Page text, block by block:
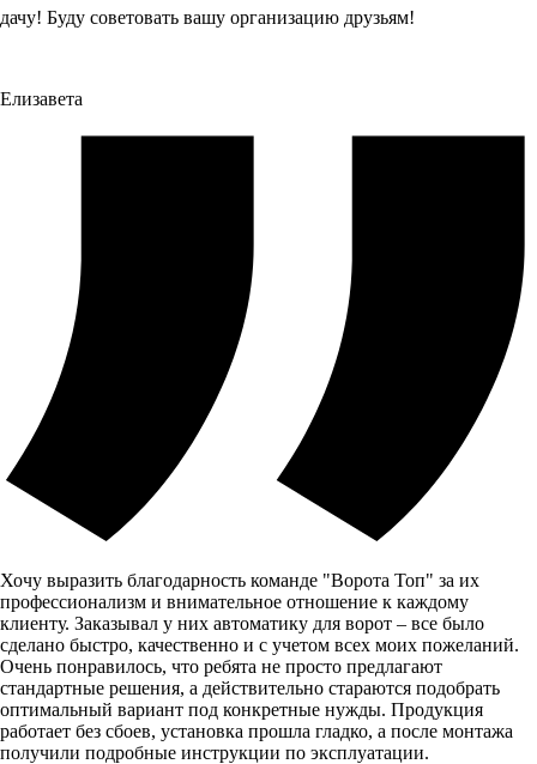
дачу! Буду советовать вашу организацию друзьям!
Елизавета
Хочу выразить благодарность команде "Ворота Топ" за их
профессионализм и внимательное отношение к каждому
клиенту. Заказывал у них автоматику для ворот – все было
сделано быстро, качественно и с учетом всех моих пожеланий.
Очень понравилось, что ребята не просто предлагают
стандартные решения, а действительно стараются подобрать
оптимальный вариант под конкретные нужды. Продукция
работает без сбоев, установка прошла гладко, а после монтажа
получили подробные инструкции по эксплуатации.